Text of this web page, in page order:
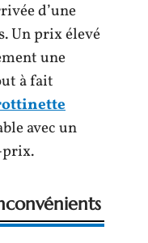
d’une
Un prix élevé
une
à fait
avec un